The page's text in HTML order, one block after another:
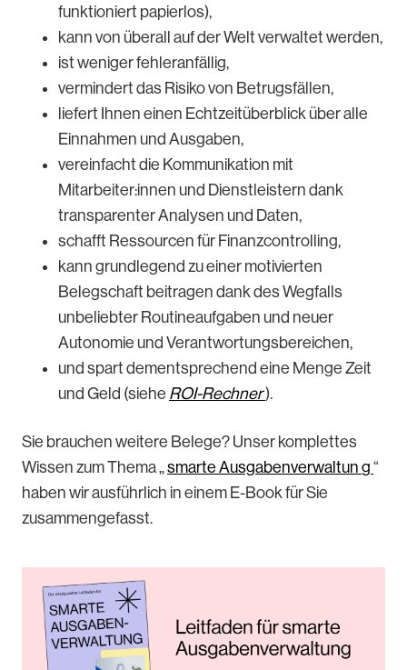
funktioniert papierlos),
kann von überall auf der Welt verwaltet werden,
ist weniger fehleranfällig,
vermindert das Risiko von Betrugsfällen,
liefert Ihnen einen Echtzeitüberblick über alle
Einnahmen und Ausgaben,
vereinfacht die Kommunikation mit
Mitarbeiter:innen und Dienstleistern dank
transparenter Analysen und Daten,
schafft Ressourcen für Finanzcontrolling,
kann grundlegend zu einer motivierten
Belegschaft beitragen dank des Wegfalls
unbeliebter Routineaufgaben und neuer
Autonomie und Verantwortungsbereichen,
und spart dementsprechend eine Menge Zeit
und Geld (siehe ROI-Rechner).
Sie brauchen weitere Belege? Unser komplettes
Wissen zum Thema „smarte Ausgabenverwaltun g “
haben wir ausführlich in einem E-Book für Sie
zusammengefasst.